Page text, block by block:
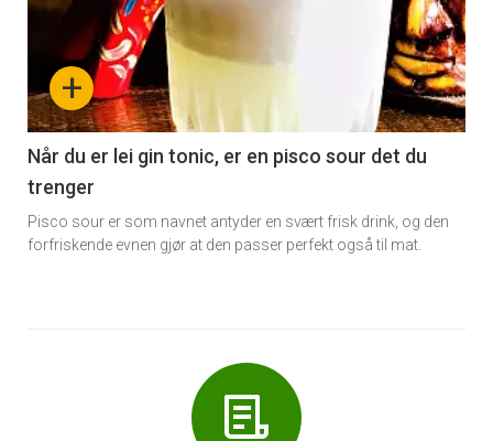
akkurat
nå
-
6
+
Når du er lei gin tonic, er en pisco sour det du
trenger
Pisco sour er som navnet antyder en svært frisk drink, og den
forfriskende evnen gjør at den passer perfekt også til mat.